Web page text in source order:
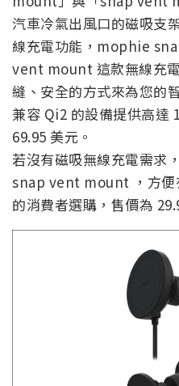
汽車冷氣出風口的磁吸支
線充電功能，mophie
vent mount 這款無線充
縫、安全的方式來為您的
兼容 Qi2 的設備提供高達
69.95 美元。
若沒有磁吸無線充電需求
snap vent mount ，方便
的消費者選購，售價為